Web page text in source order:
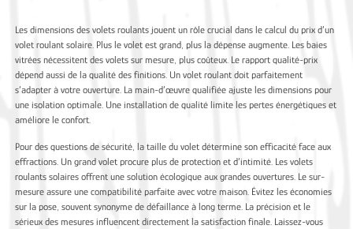
Les dimensions des volets roulants jouent un rôle crucial dans le calcul du prix d’un
volet roulant solaire. Plus le volet est grand, plus la dépense augmente. Les baies
vitrées nécessitent des volets sur mesure, plus coûteux. Le rapport qualité-prix
dépend aussi de la qualité des finitions. Un volet roulant doit parfaitement
s’adapter à votre ouverture. La main-d’œuvre qualifiée ajuste les dimensions pour
une isolation optimale. Une installation de qualité limite les pertes énergétiques et
améliore le confort.
Pour des questions de sécurité, la taille du volet détermine son efficacité face aux
effractions. Un grand volet procure plus de protection et d’intimité. Les volets
roulants solaires offrent une solution écologique aux grandes ouvertures. Le sur-
mesure assure une compatibilité parfaite avec votre maison. Évitez les économies
sur la pose, souvent synonyme de défaillance à long terme. La précision et le
sérieux des mesures influencent directement la satisfaction finale. Laissez-vous